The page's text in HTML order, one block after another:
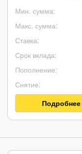
Мин. сумма:
Макс. сумма:
Ставка:
Срок вклада:
Пополнение:
Снятие:
Подробнее